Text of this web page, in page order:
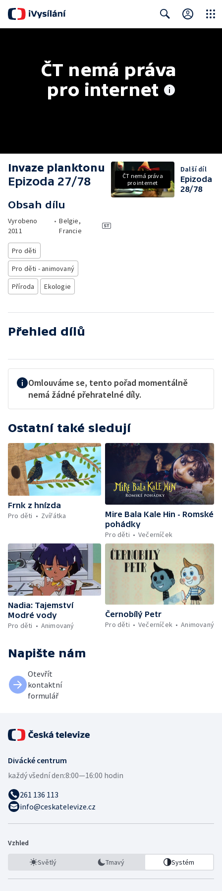
ČT nemá práva
pro internet
Invaze planktonu
Epizoda 27/78
Obsah dílu
Vyrobeno
2011
• Belgie,
Francie
Pro děti
Pro děti - animovaný
Příroda
Ekologie
ČT nemá práva
pro internet
Další díl
Epizoda
28/78
Přehled dílů
Omlouváme se, tento pořad momentálně
nemá žádné přehratelné díly.
Ostatní také sledují
Frnk z hnízda
Pro děti
Zvířátka
Mire Bala Kale Hin - Romské
pohádky
Pro děti
Večerníček
Nadia: Tajemství
Modré vody
Pro děti
Animovaný
Černobílý Petr
Pro děti
Večerníček Animovaný
Napište nám
Otevřít
kontaktní
formulář
Divácké centrum
každý všední den:8:00—16:00 hodin
261 136 113
info@ceskatelevize.cz
Vzhled
Světlý Tmavý Systém